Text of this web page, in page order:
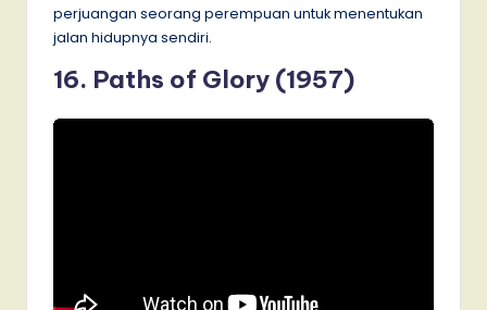
perjuangan seorang perempuan untuk menentukan
jalan hidupnya sendiri.
16. Paths of Glory (1957)